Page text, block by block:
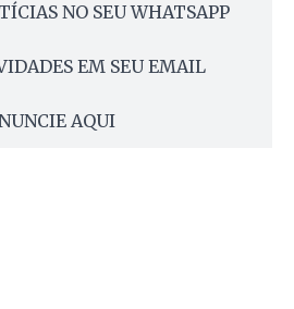
NO SEU WHATSAPP
EM SEU EMAIL
AQUI